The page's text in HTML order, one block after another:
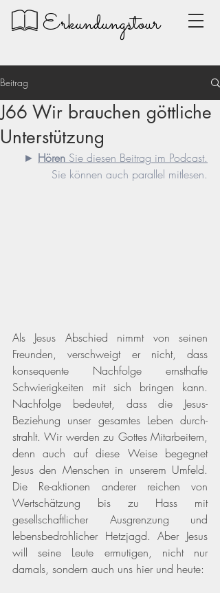
Erkundungstour
Beitrag
J66 Wir brauchen göttliche
Unterstützung
► Hören Sie diesen Beitrag im Podcast.
Sie können auch parallel mitlesen.
Als Jesus Abschied nimmt von seinen
Freunden, verschweigt er nicht, dass
konsequente Nachfolge ernsthafte
Schwierigkeiten mit sich bringen kann.
Nachfolge bedeutet, dass die Jesus-
Beziehung unser gesamtes Leben durch-
strahlt. Wir werden zu Gottes Mitarbeitern,
denn auch auf diese Weise begegnet
Jesus den Menschen in unserem Umfeld.
Die Re-aktionen anderer reichen von
Wertschätzung bis zu Hass mit
gesellschaftlicher Ausgrenzung und
lebensbedrohlicher Hetzjagd. Aber Jesus
will seine Leute ermutigen, nicht nur
damals, sondern auch uns hier und heute: